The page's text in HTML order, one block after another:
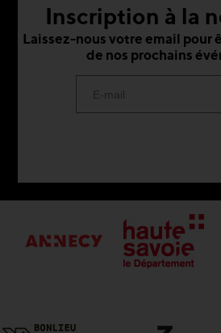
Inscription à la
Laissez-nous votre email pour
de nos prochains